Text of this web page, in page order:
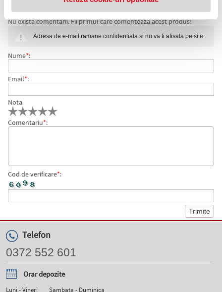
COMENTARII CONTAINER MOBIL ALFA 500, 60 X 44,3 X
60 CM, DESIGN CIRES
Nu exista comentarii. Fii primul care comenteaza acest produs!
Adresa de e-mail ramane confidentiala si nu va fi afisata pe site.
Nume*:
Email*:
Nota
Comentariu*:
Cod de verificare*:
Telefon
0372 552 601
Orar depozite
Luni - Vineri Sambata - Duminica